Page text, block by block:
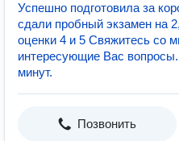
Успешно подготовила за
сдали пробный экзамен на
оценки 4 и 5 Свяжитесь со
интересующие Вас
минут.
Позвонить